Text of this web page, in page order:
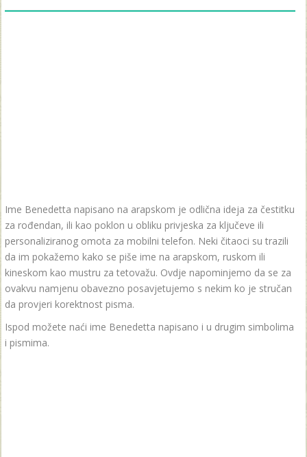
Ime Benedetta napisano na arapskom je odlična ideja za čestitku
za rođendan, ili kao poklon u obliku privjeska za ključeve ili
personaliziranog omota za mobilni telefon. Neki čitaoci su trazili
da im pokažemo kako se piše ime na arapskom, ruskom ili
kineskom kao mustru za tetovažu. Ovdje napominjemo da se za
ovakvu namjenu obavezno posavjetujemo s nekim ko je stručan
da provjeri korektnost pisma.
Ispod možete naći ime Benedetta napisano i u drugim simbolima
i pismima.